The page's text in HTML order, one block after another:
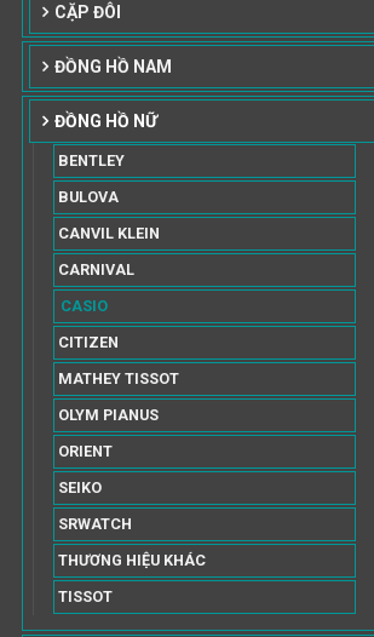
CẶP ĐÔI
ĐỒNG HỒ NAM
ĐỒNG HỒ NỮ
BENTLEY
BULOVA
CANVIL KLEIN
CARNIVAL
CASIO
CITIZEN
MATHEY TISSOT
OLYM PIANUS
ORIENT
SEIKO
SRWATCH
THƯƠNG HIỆU KHÁC
TISSOT